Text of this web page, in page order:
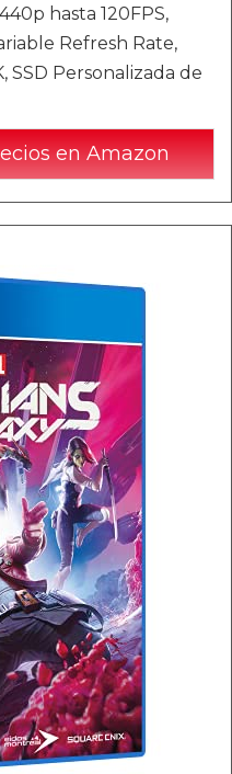
hasta 120FPS,
Refresh Rate,
SSD Personalizada de
en Amazon